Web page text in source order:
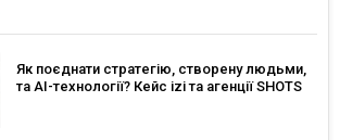
Як поєднати стратегію, створену людьми,
та AI-технології? Кейс izi та агенції SHOTS